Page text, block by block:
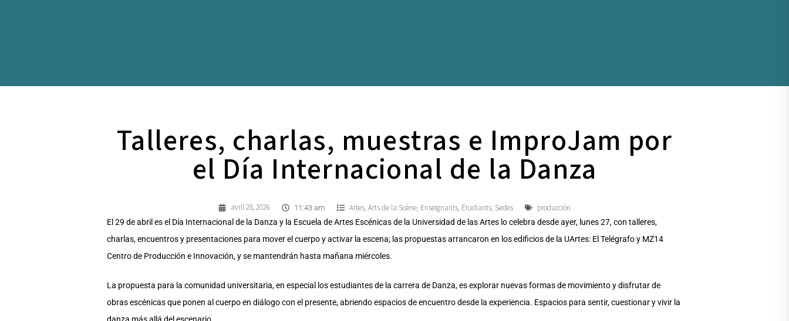
Talleres, charlas, muestras e ImproJam por
el Día Internacional de la Danza
avril 28, 2026 11:43 am Artes Arts de la Scène Enseignants Étudiants Sedes producción
El 29 de abril es el Día Internacional de la Danza y la Escuela de Artes Escénicas de la Universidad de las Artes lo celebra desde ayer, lunes 27, con talleres,
charlas, encuentros y presentaciones para mover el cuerpo y activar la escena; las propuestas arrancaron en los edificios de la UArtes: El Telégrafo y MZ14
Centro de Producción e Innovación, y se mantendrán hasta mañana miércoles.
La propuesta para la comunidad universitaria, en especial los estudiantes de la carrera de Danza, es explorar nuevas formas de movimiento y disfrutar de
obras escénicas que ponen al cuerpo en diálogo con el presente, abriendo espacios de encuentro desde la experiencia. Espacios para sentir, cuestionar y vivir la
danza más allá del escenario.